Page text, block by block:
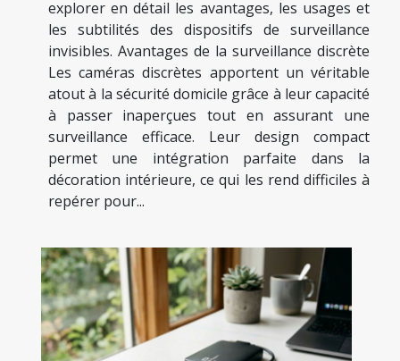
explorer en détail les avantages, les usages et
les subtilités des dispositifs de surveillance
invisibles. Avantages de la surveillance discrète
Les caméras discrètes apportent un véritable
atout à la sécurité domicile grâce à leur capacité
à passer inaperçues tout en assurant une
surveillance efficace. Leur design compact
permet une intégration parfaite dans la
décoration intérieure, ce qui les rend difficiles à
repérer pour...